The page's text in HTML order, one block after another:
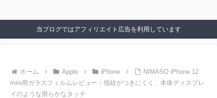
当ブログではアフィリエイト広告を利用しています
ホーム Apple iPhone
NIMASO iPhone 12
mini用ガラスフィルムレビュー：指紋がつきにくく、本体ディスプレ
イのような滑らかなタッチ